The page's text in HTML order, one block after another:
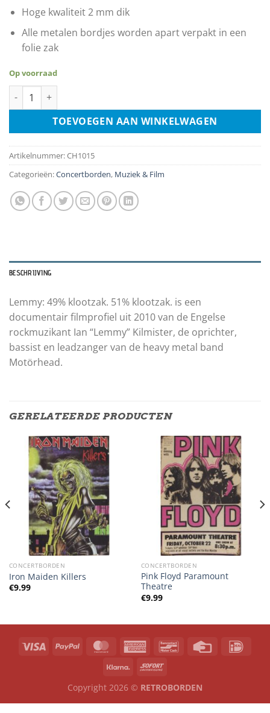
Hoge kwaliteit 2 mm dik
Alle metalen bordjes worden apart verpakt in een
folie zak
Op voorraad
Motorhead - Lemmy - 49% Motherfucker 51% Son Of A Bitch
TOEVOEGEN AAN WINKELWAGEN
Artikelnummer:CH1015
Categorieën:Concertborden, Muziek & Film
BESCHRIJVING
Lemmy: 49% klootzak. 51% klootzak. is een
documentair filmprofiel uit 2010 van de Engelse
rockmuzikant Ian “Lemmy” Kilmister, de oprichter,
bassist en leadzanger van de heavy metal band
Motörhead.
GERELATEERDE PRODUCTEN
CONCERTBORDEN
Iron Maiden Killers
€9.99
CONCERTBORDEN
Pink Floyd Paramount
Theatre
€9.99
Copyright 2026 © RETROBORDEN